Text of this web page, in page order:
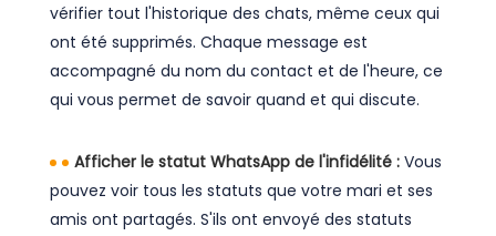
vérifier tout l'historique des chats, même ceux qui
ont été supprimés. Chaque message est
accompagné du nom du contact et de l'heure, ce
qui vous permet de savoir quand et qui discute.
Afficher le statut WhatsApp de l'infidélité : Vous
pouvez voir tous les statuts que votre mari et ses
amis ont partagés. S'ils ont envoyé des statuts